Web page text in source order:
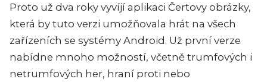
Proto už dva roky vyvíjí aplikaci Čertovy obrázky,
která by tuto verzi umožňovala hrát na všech
zařízeních se systémy Android. Už první verze
nabídne mnoho možností, včetně trumfových i
netrumfových her, hraní proti nebo